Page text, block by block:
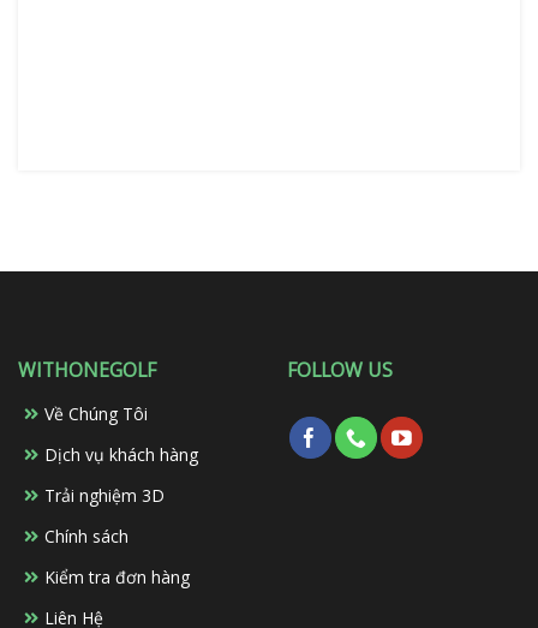
WITHONEGOLF
Về Chúng Tôi
Dịch vụ khách hàng
Trải nghiệm 3D
Chính sách
Kiểm tra đơn hàng
Liên Hệ
FOLLOW US